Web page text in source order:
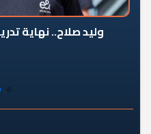
وليد صلاح.. نهاية